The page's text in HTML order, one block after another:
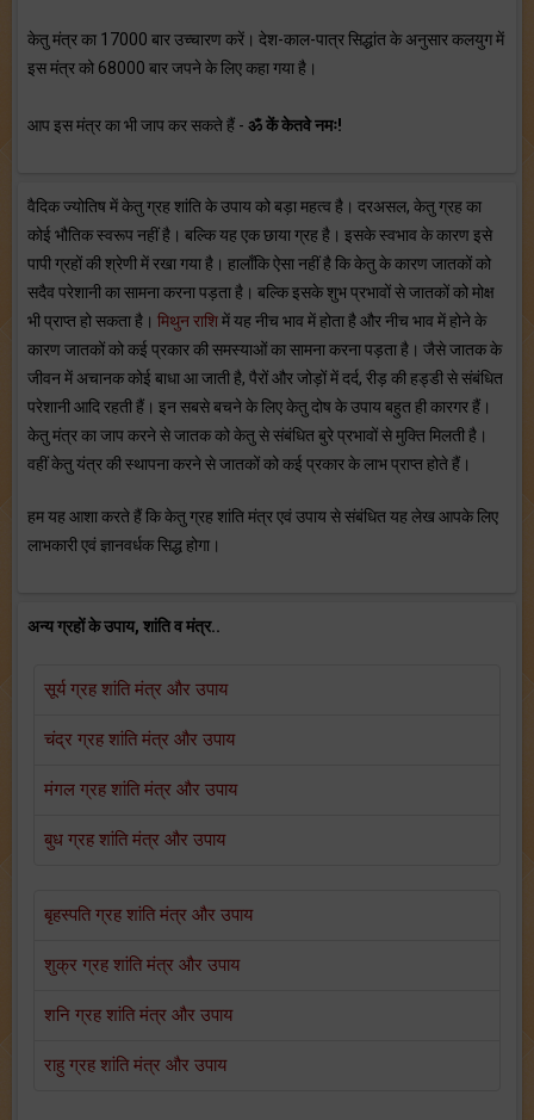
केतु मंत्र का 17000 बार उच्चारण करें। देश-काल-पात्र सिद्धांत के अनुसार कलयुग में
इस मंत्र को 68000 बार जपने के लिए कहा गया है।
आप इस मंत्र का भी जाप कर सकते हैं - ॐ कें केतवे नमः!
वैदिक ज्योतिष में केतु ग्रह शांति के उपाय को बड़ा महत्व है। दरअसल, केतु ग्रह का
कोई भौतिक स्वरूप नहीं है। बल्कि यह एक छाया ग्रह है। इसके स्वभाव के कारण इसे
पापी ग्रहों की श्रेणी में रखा गया है। हालाँकि ऐसा नहीं है कि केतु के कारण जातकों को
सदैव परेशानी का सामना करना पड़ता है। बल्कि इसके शुभ प्रभावों से जातकों को मोक्ष
भी प्राप्त हो सकता है। मिथुन राशिमें यह नीच भाव में होता है और नीच भाव में होने के
कारण जातकों को कई प्रकार की समस्याओं का सामना करना पड़ता है। जैसे जातक के
जीवन में अचानक कोई बाधा आ जाती है, पैरों और जोड़ों में दर्द, रीड़ की हड्डी से संबंधित
परेशानी आदि रहती हैं। इन सबसे बचने के लिए केतु दोष के उपाय बहुत ही कारगर हैं।
केतु मंत्र का जाप करने से जातक को केतु से संबंधित बुरे प्रभावों से मुक्ति मिलती है।
वहीं केतु यंत्र की स्थापना करने से जातकों को कई प्रकार के लाभ प्राप्त होते हैं।
हम यह आशा करते हैं कि केतु ग्रह शांति मंत्र एवं उपाय से संबंधित यह लेख आपके लिए
लाभकारी एवं ज्ञानवर्धक सिद्ध होगा।
अन्य ग्रहों के उपाय, शांति व मंत्र..
सूर्य ग्रह शांति मंत्र और उपाय
चंद्र ग्रह शांति मंत्र और उपाय
मंगल ग्रह शांति मंत्र और उपाय
बुध ग्रह शांति मंत्र और उपाय
बृहस्पति ग्रह शांति मंत्र और उपाय
शुक्र ग्रह शांति मंत्र और उपाय
शनि ग्रह शांति मंत्र और उपाय
राहु ग्रह शांति मंत्र और उपाय